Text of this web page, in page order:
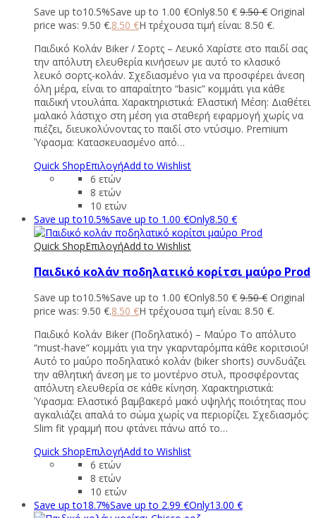
Save up to10.5%Save up to 1.00 €Only8.50 € 9.50€ Original
price was: 9.50 €.8.50 €Η τρέχουσα τιμή είναι: 8.50 €.
Παιδικό Κολάν Biker / Σορτς – Λευκό Χαρίστε στο παιδί σας
την απόλυτη ελευθερία κινήσεων με αυτό το κλασικό
λευκό σορτς-κολάν. Σχεδιασμένο για να προσφέρει άνεση
όλη μέρα, είναι το απαραίτητο “basic” κομμάτι για κάθε
παιδική ντουλάπα. Χαρακτηριστικά: Ελαστική Μέση: Διαθέτει
μαλακό λάστιχο στη μέση για σταθερή εφαρμογή χωρίς να
πιέζει, διευκολύνοντας το παιδί στο ντύσιμο. Premium
Ύφασμα: Κατασκευασμένο από…
Quick ShopΕπιλογήAdd to Wishlist
6 ετών
8 ετών
10 ετών
Save up to10.5%Save up to 1.00 €Only8.50 €
Quick ShopΕπιλογήAdd to Wishlist
Παιδικό κολάν ποδηλατικό κορίτσι μαύρο Prod
Save up to10.5%Save up to 1.00 €Only8.50 € 9.50€ Original
price was: 9.50 €.8.50 €Η τρέχουσα τιμή είναι: 8.50 €.
Παιδικό Κολάν Biker (Ποδηλατικό) – Μαύρο Το απόλυτο
“must-have” κομμάτι για την γκαρνταρόμπα κάθε κοριτσιού!
Αυτό το μαύρο ποδηλατικό κολάν (biker shorts) συνδυάζει
την αθλητική άνεση με το μοντέρνο στυλ, προσφέροντας
απόλυτη ελευθερία σε κάθε κίνηση. Χαρακτηριστικά:
Ύφασμα: Ελαστικό βαμβακερό μακό υψηλής ποιότητας που
αγκαλιάζει απαλά το σώμα χωρίς να περιορίζει. Σχεδιασμός:
Slim fit γραμμή που φτάνει πάνω από το…
Quick ShopΕπιλογήAdd to Wishlist
6 ετών
8 ετών
10 ετών
Save up to18.7%Save up to 2.99 €Only13.00 €